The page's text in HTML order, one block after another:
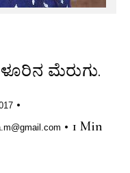
ಮೆರುಗು.
•
• 1 Min